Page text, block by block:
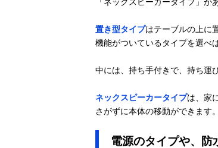
置き型タイプはテーブルの上に
機能がついているタイプを選べ
中には、持ち手付きで、持ち運
ネックスピーカータイプは、家
さがずに本体の移動ができます。
電源のタイプや、防